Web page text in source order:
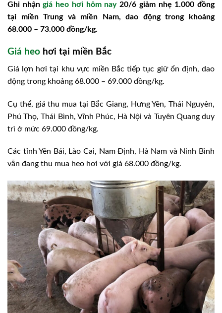
Ghi nhậngiá heo hơi hôm nay20/6 giảm nhẹ 1.000 đồng
tại miền Trung và miền Nam, dao động trong khoảng
68.000 – 73.000 đồng/kg.
Giá heo hơi tại miền Bắc
Giá lợn hơi tại khu vực miền Bắc tiếp tục giữ ổn định, dao
động trong khoảng 68.000 – 69.000 đồng/kg.
Cụ thể, giá thu mua tại Bắc Giang, Hưng Yên, Thái Nguyên,
Phú Thọ, Thái Bình, Vĩnh Phúc, Hà Nội và Tuyên Quang duy
trì ở mức 69.000 đồng/kg.
Các tỉnh Yên Bái, Lào Cai, Nam Định, Hà Nam và Ninh Bình
vẫn đang thu mua heo hơi với giá 68.000 đồng/kg.